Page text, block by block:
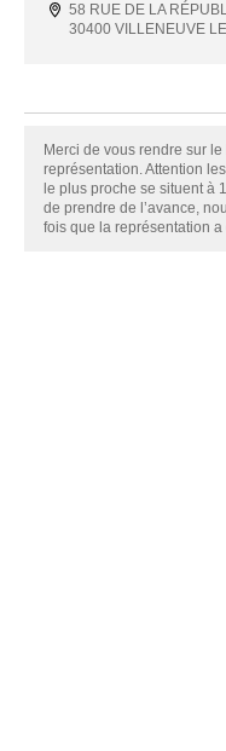
58 RUE DE LA
30400 VILLENEUVE
Merci de vous rendre sur
représentation. Attention
le plus proche se situent à
de prendre de l’avance,
fois que la représentation a